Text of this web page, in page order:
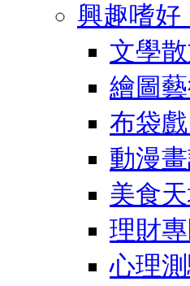
興趣嗜好
文學
繪圖
布袋戲
動漫
美食
理財
心理